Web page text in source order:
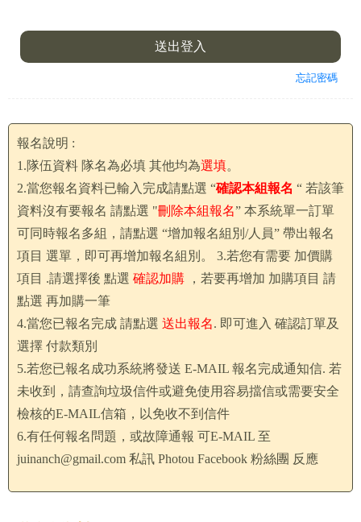
送出登入
忘記密碼
報名說明 :
1.隊伍資料 隊名為必填 其他均為選填。
2.當您報名資料已輸入完成請點選 “確認本組報名 “ 若該筆
資料沒有要報名 請點選 "刪除本組報名” 本系統單一訂單
可同時報名多組，請點選 “增加報名組別/人員” 帶出報名
項目 選單，即可再增加報名組別。 3.若您有需要 加價購
項目 .請選擇後 點選 確認加購 ，若要再增加 加購項目 請
點選 再加購一筆
4.當您已報名完成 請點選 送出報名. 即可進入 確認訂單及
選擇 付款類別
5.若您已報名成功系統將發送 E-MAIL 報名完成通知信. 若
未收到，請查詢垃圾信件或避免使用容易擋信或需要安全
檢核的E-MAIL信箱，以免收不到信件
6.有任何報名問題，或故障通報 可E-MAIL 至
juinanch@gmail.com 私訊 Photou Facebook 粉絲團 反應